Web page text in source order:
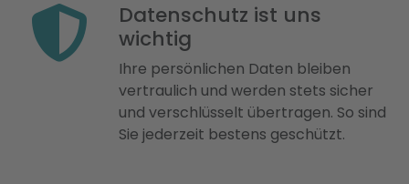
Datenschutz ist uns
wichtig
Ihre persönlichen Daten bleiben
vertraulich und werden stets sicher
und verschlüsselt übertragen. So sind
Sie jederzeit bestens geschützt.